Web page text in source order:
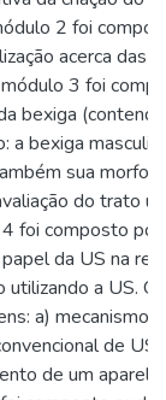
2 foi
acerca das
módulo 3 foi
bexiga
a bexiga
sua
do trato
foi composto
da US na
utilizando a US.
a) mecanismo
de US
de um